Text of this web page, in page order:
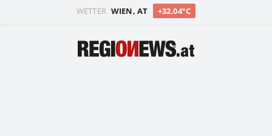
WETTER WIEN, AT +32.04°C